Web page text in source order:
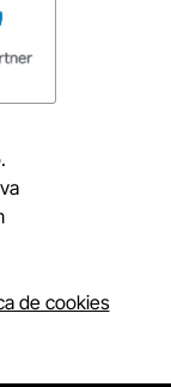
de cookies